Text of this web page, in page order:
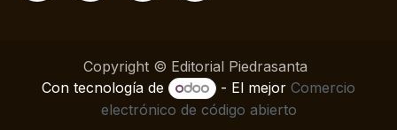
Copyright © Editorial Piedrasanta
Con tecnología de
- El mejorComercio
electrónico de código abierto